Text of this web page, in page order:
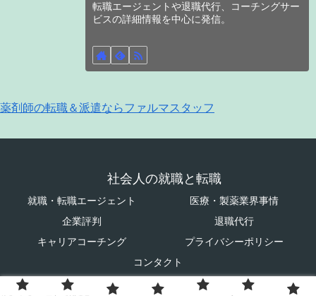
転職エージェントや退職代行、コーチングサー
ビスの詳細情報を中心に発信。
薬剤師の転職＆派遣ならファルマスタッフ
社会人の就職と転職
就職・転職エージェント
医療・製薬業界事情
企業評判
退職代行
キャリアコーチング
プライバシーポリシー
コンタクト
© 2023 社会人の就職と転職.